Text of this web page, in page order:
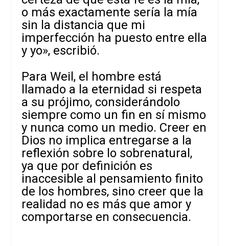
o más exactamente sería la mía
sin la distancia que mi
imperfección ha puesto entre ella
y yo», escribió.
Para Weil, el hombre está
llamado a la eternidad si respeta
a su prójimo, considerándolo
siempre como un fin en sí mismo
y nunca como un medio. Creer en
Dios no implica entregarse a la
reflexión sobre lo sobrenatural,
ya que por definición es
inaccesible al pensamiento finito
de los hombres, sino creer que la
realidad no es más que amor y
comportarse en consecuencia.